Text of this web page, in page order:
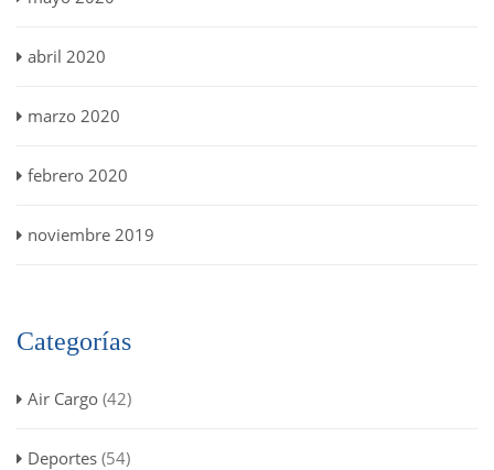
abril 2020
marzo 2020
febrero 2020
noviembre 2019
Categorías
Air Cargo (42)
Deportes (54)